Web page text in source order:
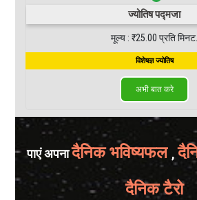
ज्योतिष पद्मजा
मूल्य : ₹25.00 प्रति मिनट.
पाएं अपनादैनिक भविष्यफल ,
दैनिक टैरो